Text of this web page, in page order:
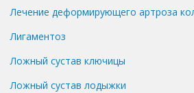
Лечение деформирующего артроза
Лигаментоз
Ложный сустав ключицы
Ложный сустав лодыжки